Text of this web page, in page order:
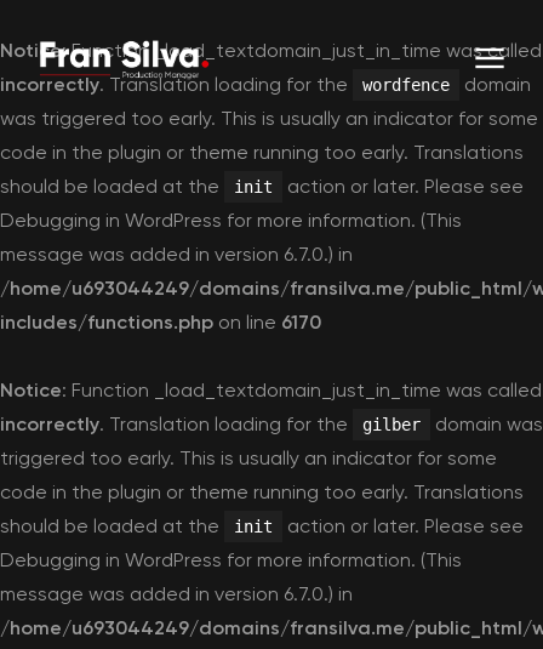
Notice: Function _load_textdomain_just_in_time was called
incorrectly. Translation loading for the wordfence
domain
was triggered too early. This is usually an indicator for some
code in the plugin or theme running too early. Translations
should be loaded at the
init
action or later. Please see
Debugging in WordPress for more information. (This
message was added in version 6.7.0.) in
/home/u693044249/domains/fransilva.me/public_html/
includes/functions.php on line 6170
Notice: Function _load_textdomain_just_in_time was called
incorrectly. Translation loading for the gilber
domain was
triggered too early. This is usually an indicator for some
code in the plugin or theme running too early. Translations
should be loaded at the
init
action or later. Please see
Debugging in WordPress for more information. (This
message was added in version 6.7.0.) in
/home/u693044249/domains/fransilva.me/public_html/